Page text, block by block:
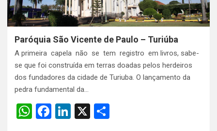
Paróquia São Vicente de Paulo – Turiúba
A primeira capela não se tem registro em livros, sabe-
se que foi construída em terras doadas pelos herdeiros
dos fundadores da cidade de Turiuba. O lançamento da
pedra fundamental da…
W F
Li
X